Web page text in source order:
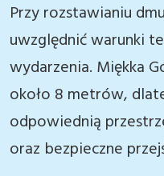
Przy rozstawianiu
uwzględnić warunki
wydarzenia. Miękka
około 8 metrów,
odpowiednią
oraz bezpieczne